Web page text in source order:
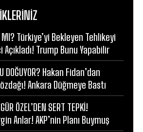
MI? Türkiye’yi Bekleyen Tehlikeyi
Trump Bunu Yapabilir
DOĞUYOR? Hakan Fidan’dan
Ankara Düğmeye Bastı
ÖZEL’DEN SERT TEPKİ!
Anlar! AKP’nin Planı Buymuş